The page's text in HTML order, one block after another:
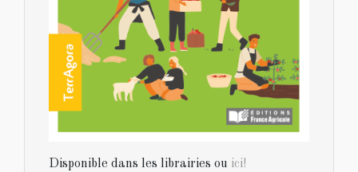
Disponible dans les librairies ou ici!